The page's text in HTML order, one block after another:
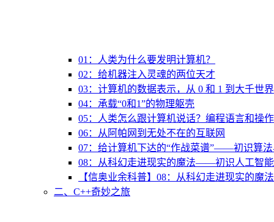
01：人类为什么要发明计算机？
02：给机器注入灵魂的两位天才
03：计算机的数据表示，从 0 和 1 到大千世界
04：承载“0和1”的物理躯壳
05：人类怎么跟计算机说话？编程语言和操
06：从阿帕网到无处不在的互联网
07：给计算机下达的“作战菜谱”——初识算法
08：从科幻走进现实的魔法——初识人工智能
【信奥业余科普】08：从科幻走进现实的魔
二、C++奇妙之旅